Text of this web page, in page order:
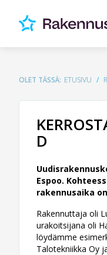
OLET TÄSSÄ: ETUSIVU
D
Espoo.
rakennusaika
Rakennuttaja oli
urakoitsijana oli
löydämme
Talotekniikka Oy